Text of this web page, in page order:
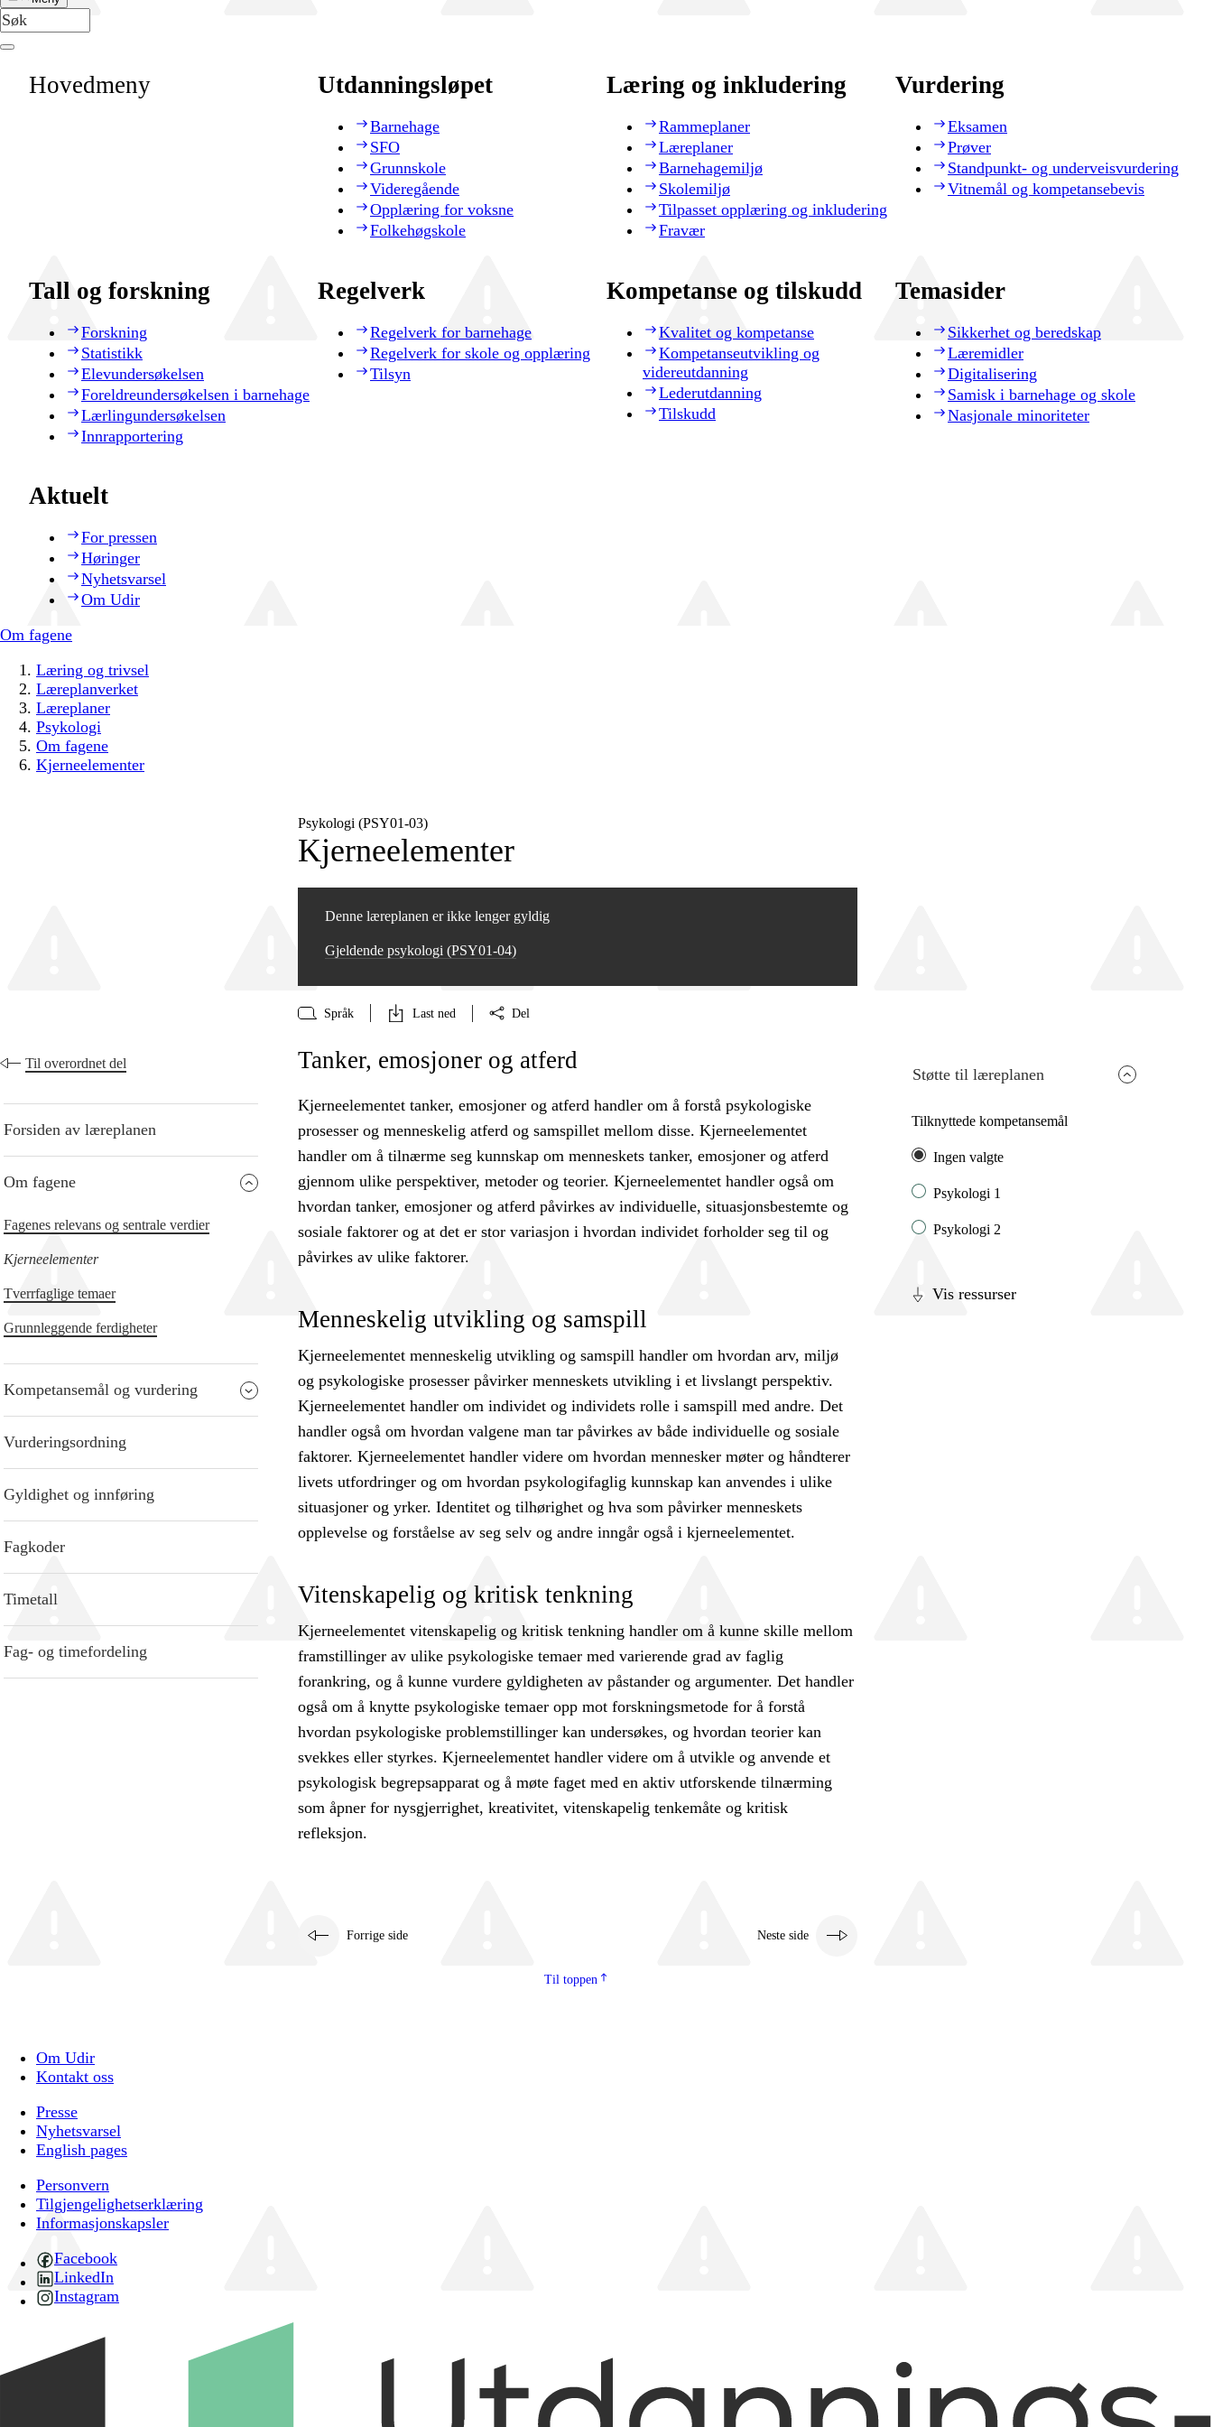
Hovedmeny Utdanningsløpet
Barnehage
SFO
Grunnskole
Videregående
Opplæring for voksne
Folkehøgskole
Læring og inkludering
Rammeplaner
Læreplaner
Barnehagemiljø
Skolemiljø
Tilpasset opplæring og inkludering
Fravær
Vurdering
Eksamen
Prøver
Standpunkt- og underveisvurdering
Vitnemål og kompetansebevis
Tall og forskning
Forskning
Statistikk
Elevundersøkelsen
Foreldreundersøkelsen i barnehage
Lærlingundersøkelsen
Innrapportering
Regelverk
Regelverk for barnehage
Regelverk for skole og opplæring
Tilsyn
Kompetanse og tilskudd
Kvalitet og kompetanse
Kompetanseutvikling og
videreutdanning
Lederutdanning
Tilskudd
Temasider
Sikkerhet og beredskap
Læremidler
Digitalisering
Samisk i barnehage og skole
Nasjonale minoriteter
Aktuelt
For pressen
Høringer
Nyhetsvarsel
Om Udir
Om fagene
Læring og trivsel
Læreplanverket
Læreplaner
Psykologi
Om fagene
Kjerneelementer
Psykologi (PSY01‑03)
Kjerneelementer
Denne læreplanen er ikke lenger gyldig
Gjeldende psykologi (PSY01‑04)
Språk Last ned Del
Til overordnet del
Forsiden av læreplanen
Om fagene
Fagenes relevans og sentrale verdier
Kjerneelementer
Tverrfaglige temaer
Grunnleggende ferdigheter
Kompetansemål og vurdering
Vurderingsordning
Gyldighet og innføring
Fagkoder
Timetall
Fag- og timefordeling
Støtte til læreplanen
Tilknyttede kompetansemål
Ingen valgte
Psykologi 1
Psykologi 2
Vis ressurser
Tanker, emosjoner og atferd
Kjerneelementet tanker, emosjoner og atferd handler om å forstå psykologiske
prosesser og menneskelig atferd og samspillet mellom disse. Kjerneelementet
handler om å tilnærme seg kunnskap om menneskets tanker, emosjoner og atferd
gjennom ulike perspektiver, metoder og teorier. Kjerneelementet handler også om
hvordan tanker, emosjoner og atferd påvirkes av individuelle, situasjonsbestemte og
sosiale faktorer og at det er stor variasjon i hvordan individet forholder seg til og
påvirkes av ulike faktorer.
Menneskelig utvikling og samspill
Kjerneelementet menneskelig utvikling og samspill handler om hvordan arv, miljø
og psykologiske prosesser påvirker menneskets utvikling i et livslangt perspektiv.
Kjerneelementet handler om individet og individets rolle i samspill med andre. Det
handler også om hvordan valgene man tar påvirkes av både individuelle og sosiale
faktorer. Kjerneelementet handler videre om hvordan mennesker møter og håndterer
livets utfordringer og om hvordan psykologifaglig kunnskap kan anvendes i ulike
situasjoner og yrker. Identitet og tilhørighet og hva som påvirker menneskets
opplevelse og forståelse av seg selv og andre inngår også i kjerneelementet.
Vitenskapelig og kritisk tenkning
Kjerneelementet vitenskapelig og kritisk tenkning handler om å kunne skille mellom
framstillinger av ulike psykologiske temaer med varierende grad av faglig
forankring, og å kunne vurdere gyldigheten av påstander og argumenter. Det handler
også om å knytte psykologiske temaer opp mot forskningsmetode for å forstå
hvordan psykologiske problemstillinger kan undersøkes, og hvordan teorier kan
svekkes eller styrkes. Kjerneelementet handler videre om å utvikle og anvende et
psykologisk begrepsapparat og å møte faget med en aktiv utforskende tilnærming
som åpner for nysgjerrighet, kreativitet, vitenskapelig tenkemåte og kritisk
refleksjon.
Forrige side Neste side
Til toppen
Om Udir
Kontakt oss
Presse
Nyhetsvarsel
English pages
Personvern
Tilgjengelighetserklæring
Informasjonskapsler
Facebook
LinkedIn
Instagram